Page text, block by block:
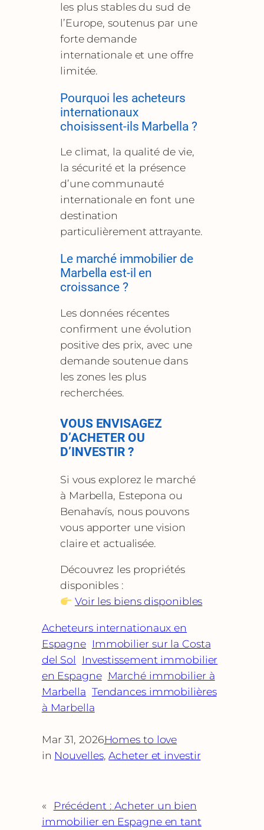
les plus stables du sud de
l’Europe, soutenus par une
forte demande
internationale et une offre
limitée.
Pourquoi les acheteurs
internationaux
choisissent-ils Marbella ?
Le climat, la qualité de vie,
la sécurité et la présence
d’une communauté
internationale en font une
destination
particulièrement attrayante.
Le marché immobilier de
Marbella est-il en
croissance ?
Les données récentes
confirment une évolution
positive des prix, avec une
demande soutenue dans
les zones les plus
recherchées.
VOUS ENVISAGEZ
D’ACHETER OU
D’INVESTIR ?
Si vous explorez le marché
à Marbella, Estepona ou
Benahavís, nous pouvons
vous apporter une vision
claire et actualisée.
Découvrez les propriétés
disponibles :
Voir les biens disponibles
Acheteurs internationaux en
Espagne Immobilier sur la Costa
del Sol
Investissement immobilier
en Espagne Marché immobilier à
Marbella Tendances immobilières
à Marbella
Mar 31, 2026Homes to love
in Nouvelles, Acheter et investir
« Précédent : Acheter un bien
immobilier en Espagne en tant